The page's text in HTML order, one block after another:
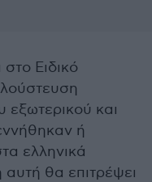
στο Ειδικό
εξωτερικού και
ή
ελληνικά
θα επιτρέψει